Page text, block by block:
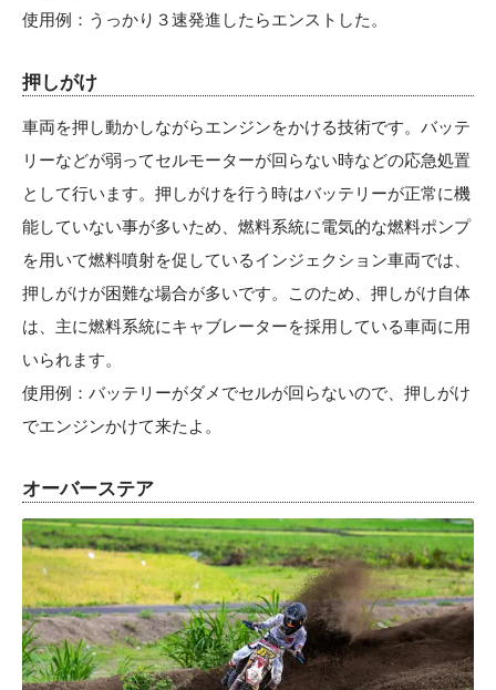
使用例：うっかり３速発進したらエンストした。
押しがけ
車両を押し動かしながらエンジンをかける技術です。バッテ
リーなどが弱ってセルモーターが回らない時などの応急処置
として行います。押しがけを行う時はバッテリーが正常に機
能していない事が多いため、燃料系統に電気的な燃料ポンプ
を用いて燃料噴射を促しているインジェクション車両では、
押しがけが困難な場合が多いです。このため、押しがけ自体
は、主に燃料系統にキャブレーターを採用している車両に用
いられます。
使用例：バッテリーがダメでセルが回らないので、押しがけ
でエンジンかけて来たよ。
オーバーステア